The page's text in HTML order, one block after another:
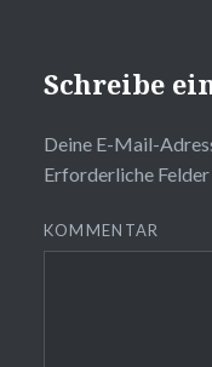
Schreibe
Deine E-Mail-
Erforderliche
KOMMENTAR